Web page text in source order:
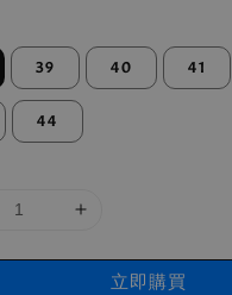
39 40 41
44
立即購買